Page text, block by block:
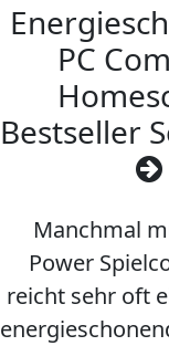
PC
Bestseller
Manchmal
Power
reicht sehr oft